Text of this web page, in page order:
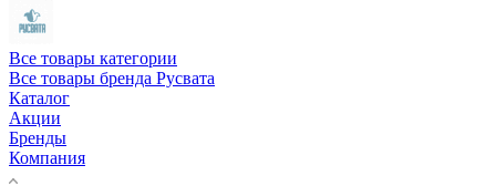
Все товары категории
Все товары бренда Русвата
Каталог
Акции
Бренды
Компания